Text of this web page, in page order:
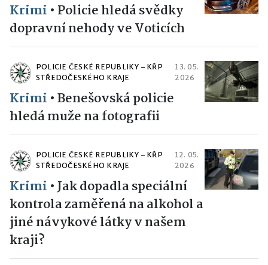
Krimi • Policie hledá svědky
dopravní nehody ve Voticích
POLICIE ČESKÉ REPUBLIKY – KŘP
STŘEDOČESKÉHO KRAJE
13. 05.
2026
Krimi •Benešovská policie
hledá muže na fotografii
POLICIE ČESKÉ REPUBLIKY – KŘP
STŘEDOČESKÉHO KRAJE
12. 05.
2026
Krimi •Jak dopadla speciální
kontrola zaměřená na alkohol a
jiné návykové látky v našem
kraji?